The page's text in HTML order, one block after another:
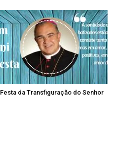
Festa da Transfiguração do Senhor